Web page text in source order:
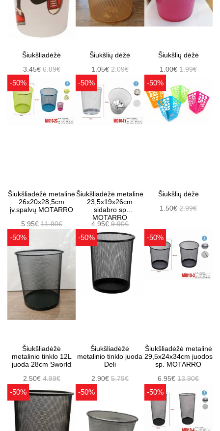
Šiukšliadėžė
3.45€6.89€
Šiukšlių dėžė
1.05€ 2.09€
Šiukšlių dėžė
1.00€1.99€
-50%
Šiukšliadėžė metalinė
26x20x28,5cm
įv.spalvų MOTARRO
5.95€11.90€
-50%
Šiukšliadėžė metalinė
23,5x19x26cm
sidabro sp
MOTARRO
4.95€ 9.90€
-50%
Šiukšlių dėžė
1.50€2.99€
-50%
Šiukšliadėžė
metalinio tinklo 12L
juoda 28cm Sworld
2.50€4.99€
-50%
Šiukšliadėžė
metalinio tinklo juoda
Deli
2.90€ 5.79€
-50%
Šiukšliadėžė metalinė
29,5x24x34cm juodos
sp. MOTARRO
6.95€13.90€
-50% -50% -50%